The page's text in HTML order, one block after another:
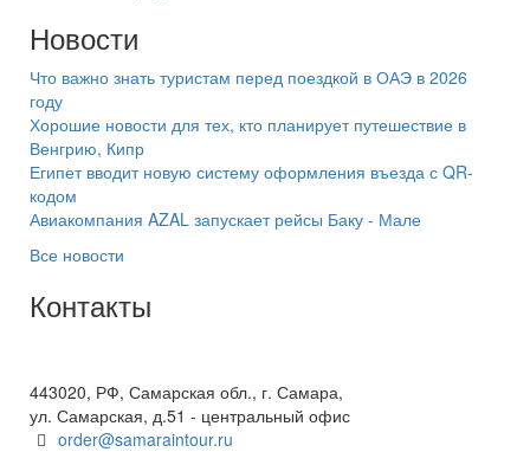
Новости
Что важно знать туристам перед поездкой в ОАЭ в 2026
году
Хорошие новости для тех, кто планирует путешествие в
Венгрию, Кипр
Египет вводит новую систему оформления въезда с QR-
кодом
Авиакомпания AZAL запускает рейсы Баку - Мале
Все новости
Контакты
443020, РФ, Самарская обл., г. Самара,
ул. Самарская, д.51 - центральный офис
order@samaraintour.ru